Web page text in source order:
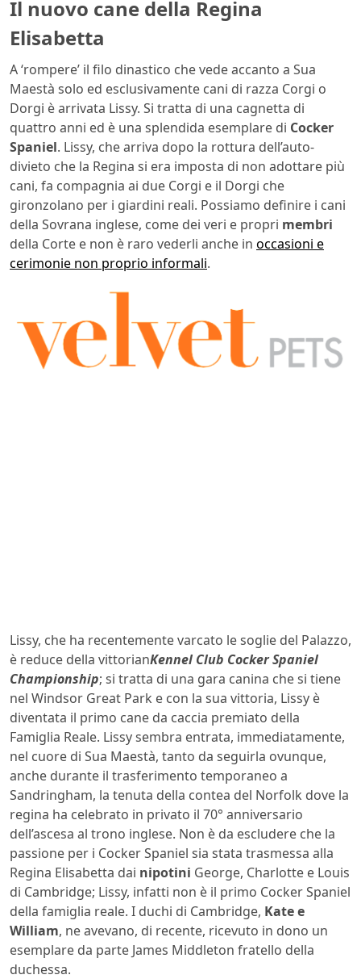
Il nuovo cane della Regina
Elisabetta
A ‘rompere’ il filo dinastico che vede accanto a Sua
Maestà solo ed esclusivamente cani di razza Corgi o
Dorgi è arrivata Lissy. Si tratta di una cagnetta di
quattro anni ed è una splendida esemplare di Cocker
Spaniel. Lissy, che arriva dopo la rottura dell’auto-
divieto che la Regina si era imposta di non adottare più
cani, fa compagnia ai due Corgi e il Dorgi che
gironzolano per i giardini reali. Possiamo definire i cani
della Sovrana inglese, come dei veri e propri membri
della Corte e non è raro vederli anche in occasioni e
cerimonie non proprio informali.
Lissy, che ha recentemente varcato le soglie del Palazzo,
è reduce della vittorianKennel Club Cocker Spaniel
Championship; si tratta di una gara canina che si tiene
nel Windsor Great Park e con la sua vittoria, Lissy è
diventata il primo cane da caccia premiato della
Famiglia Reale. Lissy sembra entrata, immediatamente,
nel cuore di Sua Maestà, tanto da seguirla ovunque,
anche durante il trasferimento temporaneo a
Sandringham, la tenuta della contea del Norfolk dove la
regina ha celebrato in privato il 70° anniversario
dell’ascesa al trono inglese. Non è da escludere che la
passione per i Cocker Spaniel sia stata trasmessa alla
Regina Elisabetta dai nipotini George, Charlotte e Louis
di Cambridge; Lissy, infatti non è il primo Cocker Spaniel
della famiglia reale. I duchi di Cambridge, Kate e
William, ne avevano, di recente, ricevuto in dono un
esemplare da parte James Middleton fratello della
duchessa.